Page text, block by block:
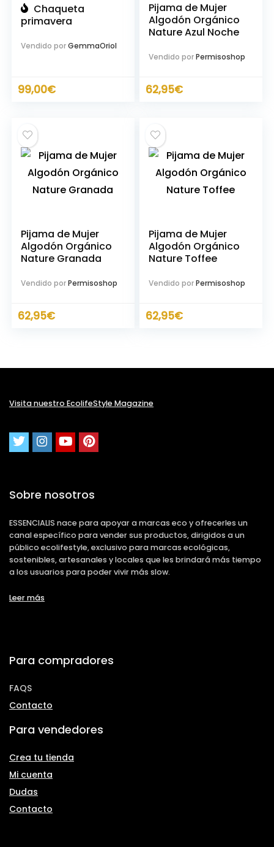
Chaqueta
primavera
Vendido porGemmaOriol
99,00€
Pijama de Mujer
Algodón Orgánico
Nature Azul Noche
Vendido porPermisoshop
62,95€
Pijama de Mujer
Algodón Orgánico
Nature Granada
Vendido porPermisoshop
62,95€
Pijama de Mujer
Algodón Orgánico
Nature Toffee
Vendido porPermisoshop
62,95€
Visita nuestro EcolifeStyle Magazine
Sobre nosotros
ESSENCIALIS nace para apoyar a marcas eco y ofrecerles un
canal específico para vender sus productos, dirigidos a un
público ecolifestyle, exclusivo para marcas ecológicas,
sostenibles, artesanales y locales que les brindará más tiempo
a los usuarios para poder vivir más slow.
Leer más
Para compradores
FAQS
Contacto
Para vendedores
Crea tu tienda
Mi cuenta
Dudas
Contacto